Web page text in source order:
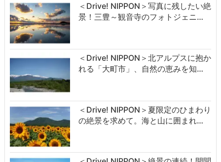
＜Drive! NIPPON＞写真に残したい絶
景！三豊～観音寺のフォトジェニ…
＜Drive! NIPPON＞北アルプスに抱か
れる「大町市」、自然の恵みを知…
＜Drive! NIPPON＞夏限定のひまわり
の絶景を求めて。海と山に囲まれ…